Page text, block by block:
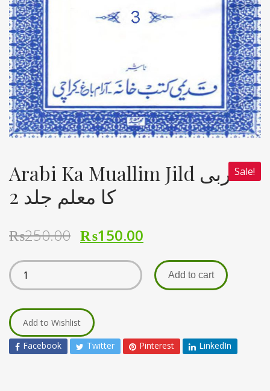
Sale!
Arabi Ka Muallim Jild عربی
کا معلم جلد 2
₨250.00 ₨150.00
Add to cart
Add to Wishlist
Facebook Twitter Pinterest LinkedIn